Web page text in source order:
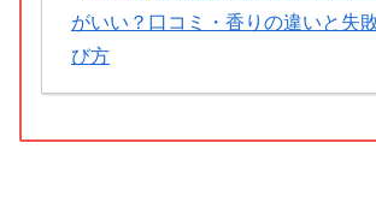
がいい？口コミ・香りの違いと失
び方